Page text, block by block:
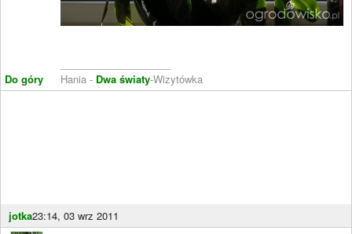
Do góry
Hania - Dwa światy-Wizytówka
jotka23:14, 03 wrz 2011